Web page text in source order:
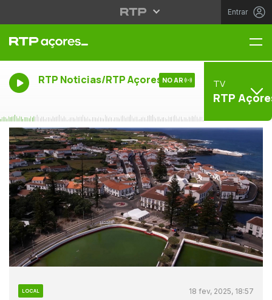
Entrar
RTP Noticias/RTP Açores NO AR TV
RTP
LOCAL 18 fev, 2025, 18:57